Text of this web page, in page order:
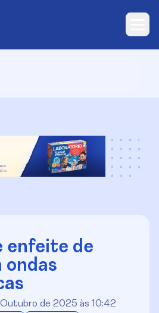
enfeite de
ondas
Outubro de 2025 às 10:42